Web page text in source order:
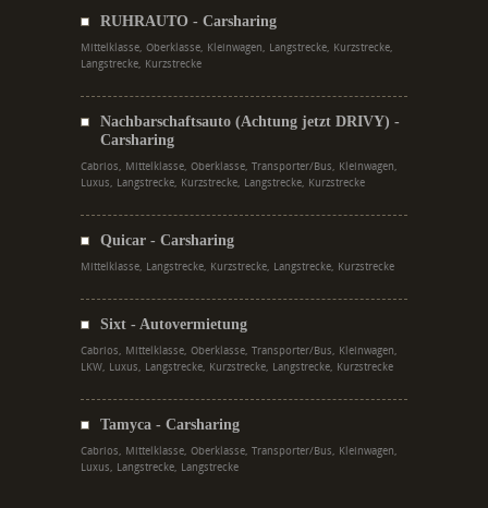
RUHRAUTO - Carsharing
Mittelklasse, Oberklasse, Kleinwagen, Langstrecke, Kurzstrecke,
Langstrecke, Kurzstrecke
Nachbarschaftsauto (Achtung jetzt DRIVY) -
Carsharing
Cabrios, Mittelklasse, Oberklasse, Transporter/Bus, Kleinwagen,
Luxus, Langstrecke, Kurzstrecke, Langstrecke, Kurzstrecke
Quicar - Carsharing
Mittelklasse, Langstrecke, Kurzstrecke, Langstrecke, Kurzstrecke
Sixt - Autovermietung
Cabrios, Mittelklasse, Oberklasse, Transporter/Bus, Kleinwagen,
LKW, Luxus, Langstrecke, Kurzstrecke, Langstrecke, Kurzstrecke
Tamyca - Carsharing
Cabrios, Mittelklasse, Oberklasse, Transporter/Bus, Kleinwagen,
Luxus, Langstrecke, Langstrecke